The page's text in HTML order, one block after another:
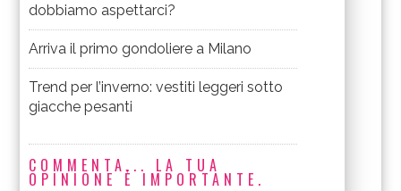
dobbiamo aspettarci?
Arriva il primo gondoliere a Milano
Trend per l’inverno: vestiti leggeri sotto
giacche pesanti
COMMENTA... LA TUA
OPINIONE È IMPORTANTE.